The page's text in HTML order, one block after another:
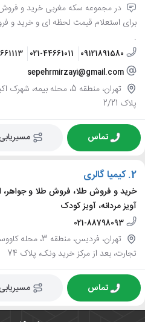
در مجموعه سکه مغربی خرید و
برای استعلام قیمت لحظه ای و خرید و
.
09121891580
021-44661011
sepehrmirzayi@gmail.com
تهران، منطقه 5، محله
پلاک 2/21
تماس
2. کیمیا گالری
خرید و فروش طلا، فروش طلا و جواهر،
آویز مردانه، آویز کودک
021-88798093
تهران، فردیس،
تجارت، بعد از مرکز خرید ونک، پلاک 74
تماس